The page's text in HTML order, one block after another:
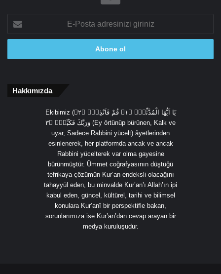
Posta
adresinizi
Hakkımızda
Ekibimiz (يَٓا اَيُّهَا الْمُدَّثِّرُۙ ﴿١﴾ قُمْ فَاَنْذِرْۙ ﴿٢﴾
وَرَبَّكَ فَكَبِّرْۙ ﴿٣ (Ey örtünüp bürünen, Kalk ve
uyar, Sadece Rabbini yücelt) âyetlerinden
esinlenerek, her platformda ancak ve ancak
Rabbini yücelterek var olma gayesine
bürünmüştür. Ümmet coğrafyasının düştüğü
tefrikaya çözümün Kur’an endeksli olacağını
tahayyül eden, bu minvalde Kur’an’ı Allah’ın ipi
kabul eden, güncel, kültürel, tarihi ve bilimsel
konulara Kur’anî bir perspektifle bakan,
sorunlarımıza ise Kur’an’dan cevap arayan bir
medya kuruluşudur.